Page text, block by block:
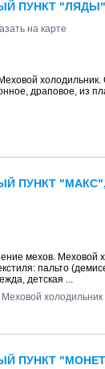
ПУНКТ
на карте
драповое, из
ПУНКТ
мехов. Меховой
пальто
детская ...
Меховой холодильник
ПУНКТ